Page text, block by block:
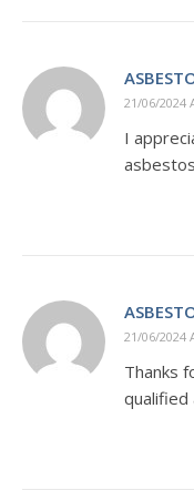
21/06/2024
I
21/06/2024
Thanks
qualified